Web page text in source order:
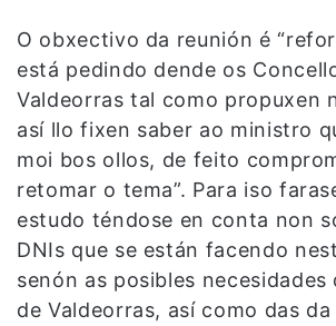
O obxectivo da reunión é
está pedindo dende os
Valdeorras tal como propuxen
así llo fixen saber ao ministro
moi bos ollos, de feito
retomar o tema”. Para iso
estudo téndose en conta non
DNIs que se están facendo
senón as posibles necesidades
de Valdeorras, así como das